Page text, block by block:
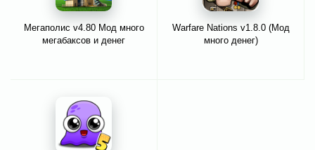
Мегаполис v4.80 Мод много
мегабаксов и денег
Warfare Nations v1.8.0 (Мод
много денег)